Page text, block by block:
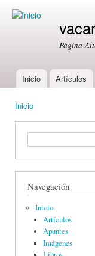
Página
Main menu
Inicio Artículos
Inicio
Formulario de
Navegación
Inicio
Artículos
Apuntes
Imágenes